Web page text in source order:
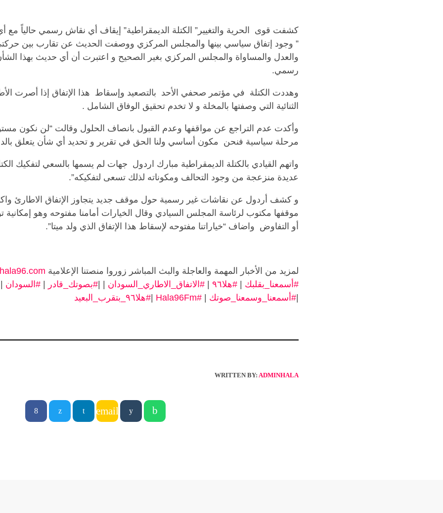
كشفت قوى
الحرية والتغيير” الكتلة الديمقراطية” إيقاف أي نقاش رسمي حالياً
” وجود إتفاق سياسي بينها والمجلس المركزي ووصفت الحديث عن تقارب بين
والعدل والمساواة والمجلس المركزي بغير الصحيح و اعتبرت أن أي حديث بهذا
رسمي.
وهددت الكتلة في مؤتمر صحفي الأحد بالتصعيد وإسقاط هذا الإتفاق إذا أصرت
الثنائية التي وصفتها بالمخلة و لا تخدم تحقيق الوفاق الشامل .
وأكدت عدم التراجع عن مواقفها وعدم القبول بانصاف الحلول وقالت “لن نكون
مرحلة سياسية فنحن مكون أساسي ولنا الحق في تقرير و تحديد أي شأن يتعلق
واتهم القيادي بالكتلة الديمقراطية مبارك اردول جهات لم يسمها بالسعي لتفكيك
عديدة منزعجة من وجود التحالف ومكوناته لذلك تسعى لتفكيكه”.
و كشف أردول عن نقاشات غير رسمية حول موقف جديد يتجاوز الإتفاق الاطارئ
موقفها مكتوب لرئاسة المجلس السيادي وقال الخيارات أمامنا مفتوحه وهو إمكانية
أو التفاوض واضاف “خياراتنا مفتوحه لإسقاط هذا الإتفاق الذي ولد ميتا”.
لمزيد من الأخبار المهمة والعاجلة والبث المباشر زوروا منصتنا الإعلامية hala96.com
#أسمعنا_بقلبك | #هلا٩٦ | #الاتفاق_الاطاري_السودان | |#بصوتك_قادر | #السودان |
|#أسمعنا_وسمعنا_صوتك |
#Hala96Fm
|#هلا٩٦_بتقرب_البعيد
WRITTEN BY: ADMINHALA
email